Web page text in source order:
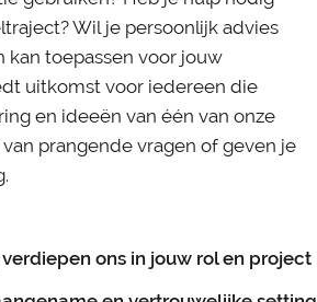
Wil je persoonlijk advies
kan toepassen voor jouw
uitkomst voor iedereen die
en ideeën van één van onze
prangende vragen of geven je
ons in jouw rol en project